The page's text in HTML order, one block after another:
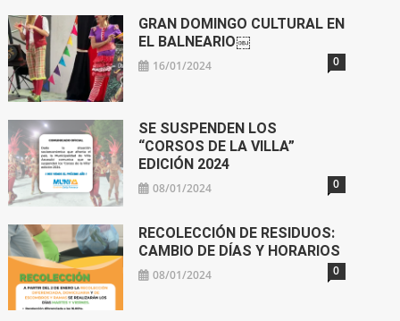
GRAN DOMINGO CULTURAL EN
EL BALNEARIO￼
16/01/2024 0
SE SUSPENDEN LOS
“CORSOS DE LA VILLA”
EDICIÓN 2024
08/01/2024 0
RECOLECCIÓN DE RESIDUOS:
CAMBIO DE DÍAS Y HORARIOS
08/01/2024 0